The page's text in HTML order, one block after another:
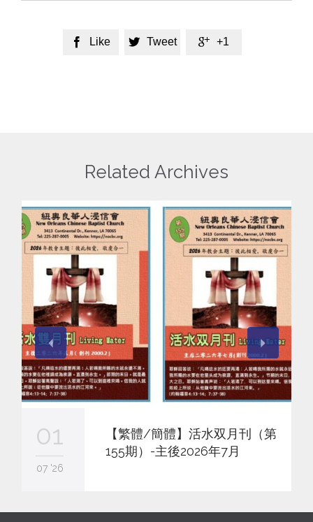
 Like  Tweet  +1
Related Archives
01
07 '26
【繁體/簡體】活水双月刊（第
155期）-主後2026年7月